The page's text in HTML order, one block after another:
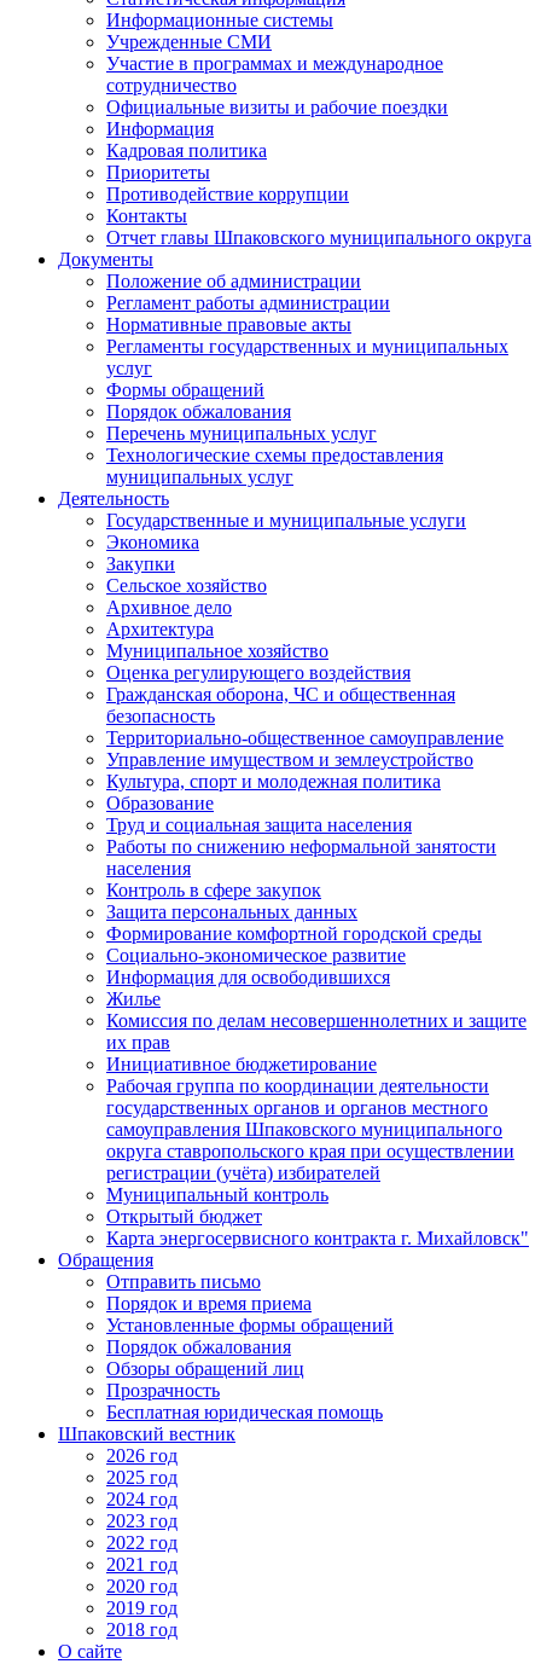
Информационные системы
Учрежденные СМИ
Участие в программах и международное
сотрудничество
Официальные визиты и рабочие поездки
Информация
Кадровая политика
Приоритеты
Противодействие коррупции
Контакты
Отчет главы Шпаковского муниципального округа
Документы
Положение об администрации
Регламент работы администрации
Нормативные правовые акты
Регламенты государственных и муниципальных
услуг
Формы обращений
Порядок обжалования
Перечень муниципальных услуг
Технологические схемы предоставления
муниципальных услуг
Деятельность
Государственные и муниципальные услуги
Экономика
Закупки
Сельское хозяйство
Архивное дело
Архитектура
Муниципальное хозяйство
Оценка регулирующего воздействия
Гражданская оборона, ЧС и общественная
безопасность
Территориально-общественное самоуправление
Управление имуществом и землеустройство
Культура, спорт и молодежная политика
Образование
Труд и социальная защита населения
Работы по снижению неформальной занятости
населения
Контроль в сфере закупок
Защита персональных данных
Формирование комфортной городской среды
Социально-экономическое развитие
Информация для освободившихся
Жилье
Комиссия по делам несовершеннолетних и защите
их прав
Инициативное бюджетирование
Рабочая группа по координации деятельности
государственных органов и органов местного
самоуправления Шпаковского муниципального
округа ставропольского края при осуществлении
регистрации (учёта) избирателей
Муниципальный контроль
Открытый бюджет
Карта энергосервисного контракта г. Михайловск"
Обращения
Отправить письмо
Порядок и время приема
Установленные формы обращений
Порядок обжалования
Обзоры обращений лиц
Прозрачность
Бесплатная юридическая помощь
Шпаковский вестник
2026 год
2025 год
2024 год
2023 год
2022 год
2021 год
2020 год
2019 год
2018 год
О сайте